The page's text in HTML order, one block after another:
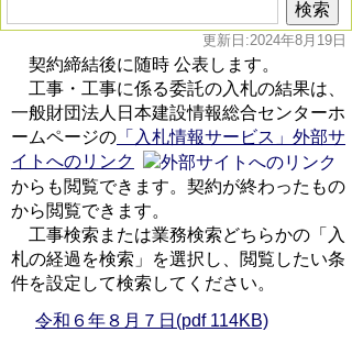
更新日:2024年8月19日
契約締結後に随時 公表します。
工事・工事に係る委託の入札の結果は、
一般財団法人日本建設情報総合センターホ
ームページの 「入札情報サービス」外部サ
イトへのリンク
からも閲覧できます。契約が終わったもの
から閲覧できます。
工事検索または業務検索どちらかの「入
札の経過を検索」を選択し、閲覧したい条
件を設定して検索してください。
令和６年８月７日(pdf 114KB)